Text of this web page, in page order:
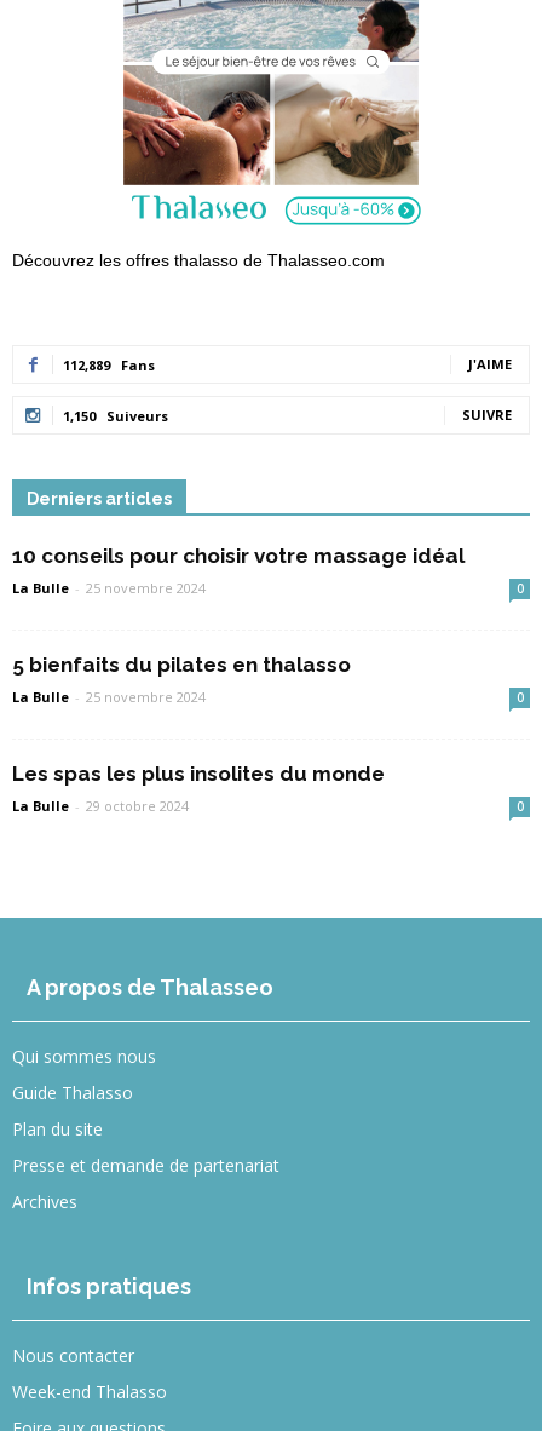
Découvrez les offres thalasso de Thalasseo.com
112,889 Fans J'AIME
1,150 Suiveurs SUIVRE
Derniers articles
10 conseils pour choisir votre massage idéal
La Bulle - 25 novembre 2024 0
5 bienfaits du pilates en thalasso
La Bulle - 25 novembre 2024 0
Les spas les plus insolites du monde
La Bulle - 29 octobre 2024 0
A propos de Thalasseo
Qui sommes nous
Guide Thalasso
Plan du site
Presse et demande de partenariat
Archives
Infos pratiques
Nous contacter
Week-end Thalasso